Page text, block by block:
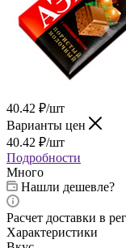
40.42 ₽/шт
Варианты цен
40.42 ₽/шт
Подробности
Много
Нашли дешевле?
Расчет доставки в
Характеристики